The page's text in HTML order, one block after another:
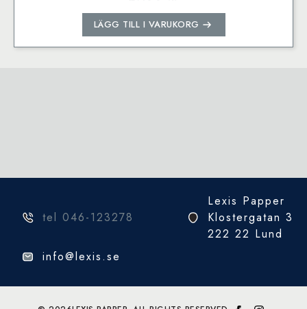
LÄGG TILL I VARUKORG
tel 046-123278
Lexis Papper
Klostergatan 3
222 22 Lund
info@lexis.se